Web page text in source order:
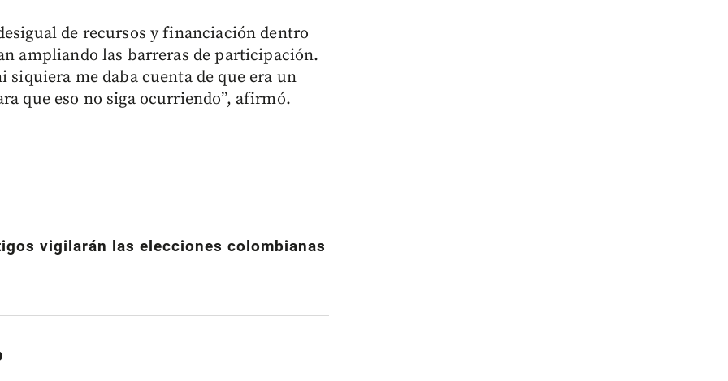
de recursos y financiación dentro
ampliando las barreras de participación.
me daba cuenta de que era un
que eso no siga ocurriendo”, afirmó.
vigilarán las elecciones colombianas